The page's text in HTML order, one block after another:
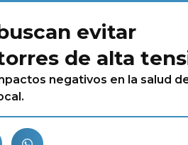
evitar
de alta
negativos en la salud